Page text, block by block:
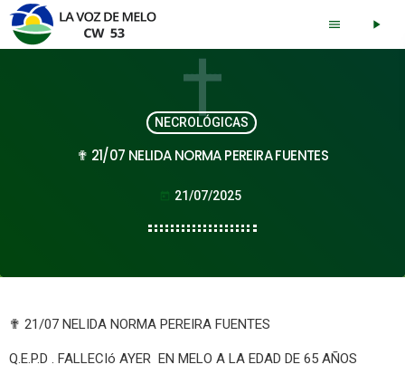
menu play_arrow
NECROLÓGICAS
✟ 21/07 NELIDA NORMA PEREIRA FUENTES
today 21/07/2025
✟ 21/07 NELIDA NORMA PEREIRA FUENTES
Q.E.P.D . FALLECIó AYER EN MELO A LA EDAD DE 65 AÑOS